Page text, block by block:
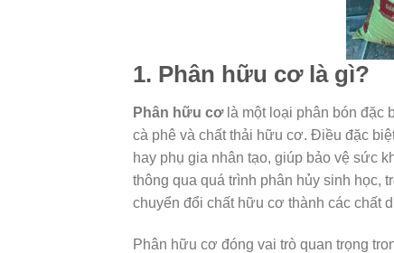
1. Phân hữu cơ là gì?
Phân hữu cơlà một loại phân bón đặc
cà phê và chất thải hữu cơ. Điều đặc
hay phụ gia nhân tạo, giúp bảo vệ sức
thông qua quá trình phân hủy sinh học,
chuyển đổi chất hữu cơ thành các chất
Phân hữu cơ đóng vai trò quan trọng